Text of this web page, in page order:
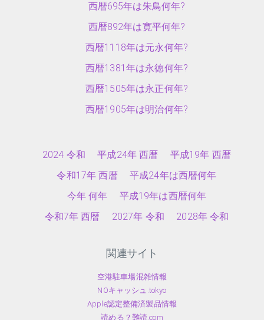
西暦695年は朱鳥何年?
西暦892年は寛平何年?
西暦1118年は元永何年?
西暦1381年は永徳何年?
西暦1505年は永正何年?
西暦1905年は明治何年?
2024 令和 平成24年 西暦
平成19年 西暦
令和17年 西暦
平成24年は西暦何年
今年 何年
平成19年は西暦何年
令和7年 西暦
2027年 令和 2028年 令和
関連サイト
空港駐車場混雑情報
NOキャッシュ.tokyo
Apple認定整備済製品情報
読める？難読.com